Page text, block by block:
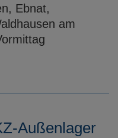
Ebnat,
am
Außenlager